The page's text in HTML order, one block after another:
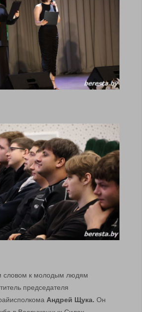
словом к молодым людям
председателя
Андрей Щука. Он